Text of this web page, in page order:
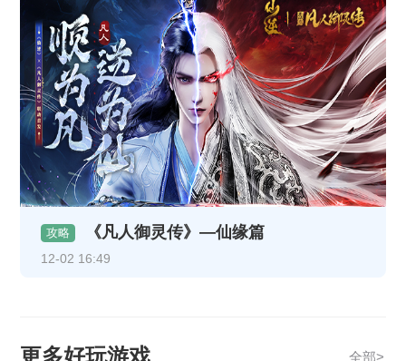
攻略 《凡人御灵传》—仙缘篇
12-02 16:49
全部>